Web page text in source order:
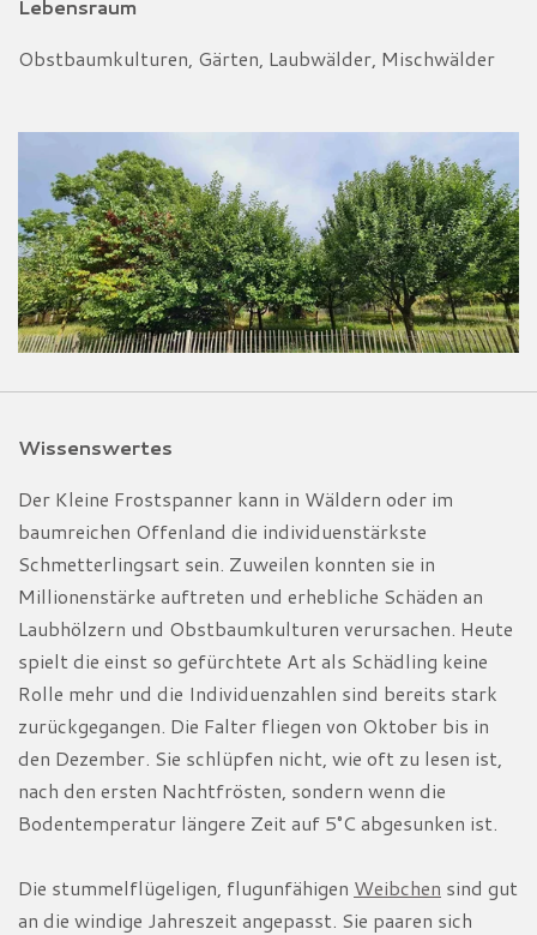
Lebensraum
Obstbaumkulturen, Gärten, Laubwälder, Mischwälder
Wissenswertes
Der Kleine Frostspanner kann in Wäldern oder im
baumreichen Offenland die individuenstärkste
Schmetterlingsart sein. Zuweilen konnten sie in
Millionenstärke auftreten und erhebliche Schäden an
Laubhölzern und Obstbaumkulturen verursachen. Heute
spielt die einst so gefürchtete Art als Schädling keine
Rolle mehr und die Individuenzahlen sind bereits stark
zurückgegangen. Die Falter fliegen von Oktober bis in
den Dezember. Sie schlüpfen nicht, wie oft zu lesen ist,
nach den ersten Nachtfrösten, sondern wenn die
Bodentemperatur längere Zeit auf 5°C abgesunken ist.
Die stummelflügeligen, flugunfähigen Weibchen sind gut
an die windige Jahreszeit angepasst. Sie paaren sich